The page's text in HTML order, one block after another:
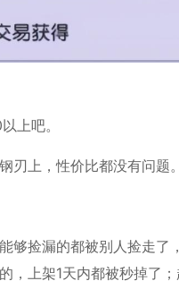
上吧。
刃上，性价比都没有问题。
够捡漏的都被别人捡走了
，上架1天内都被秒掉了